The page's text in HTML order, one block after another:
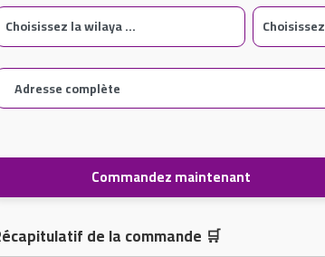
Commandez maintenant
de la commande 🛒